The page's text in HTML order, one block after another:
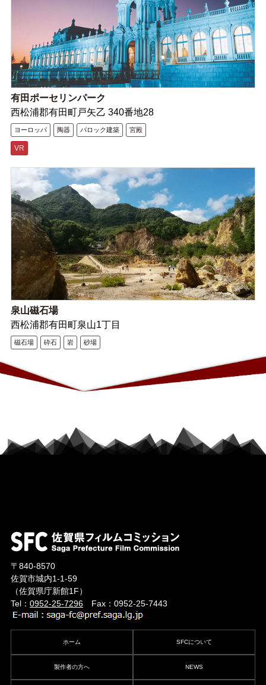
有田ポーセリンパーク
西松浦郡有田町戸矢乙 340番地28
ヨーロッパ 陶器 バロック建築 宮殿
VR
泉山磁石場
西松浦郡有田町泉山1丁目
磁石場 砕石 岩 砂場
〒840-8570
佐賀市城内1-1-59
（佐賀県庁新館1F）
Tel： 0952-25-7296Fax：0952-25-7443
ホーム SFCについて
製作者の方へ NEWS